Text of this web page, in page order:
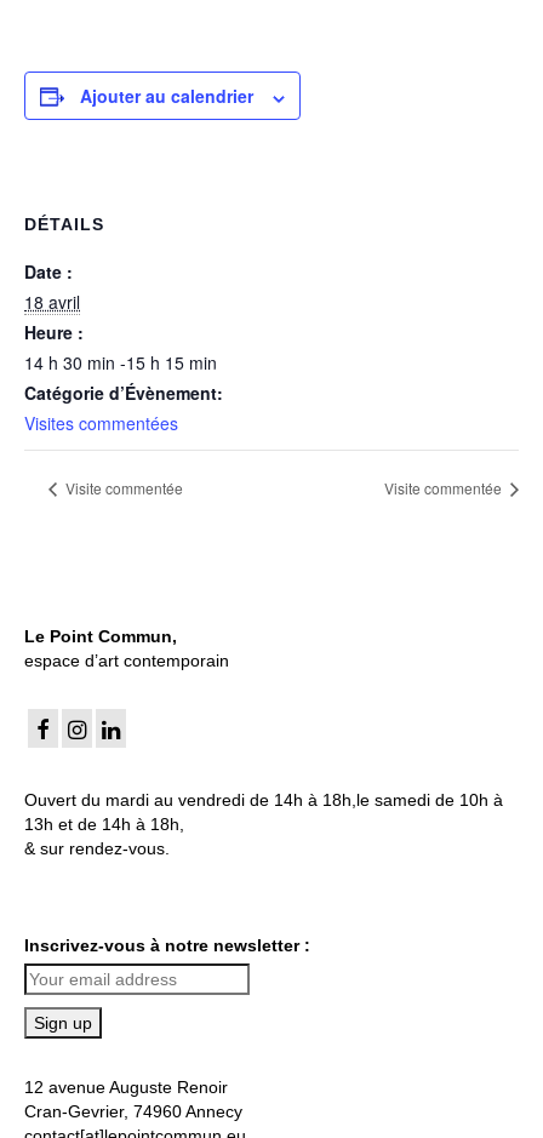
Ajouter au calendrier
DÉTAILS
Date :
18 avril
Heure :
14 h 30 min -15 h 15 min
Catégorie d’Évènement:
Visites commentées
Visite commentée Visite commentée
Le Point Commun,
espace d’art contemporain
Ouvert du mardi au vendredi de 14h à 18h,le samedi de 10h à
13h et de 14h à 18h,
& sur rendez-vous.
Inscrivez-vous à notre newsletter :
12 avenue Auguste Renoir
Cran-Gevrier, 74960 Annecy